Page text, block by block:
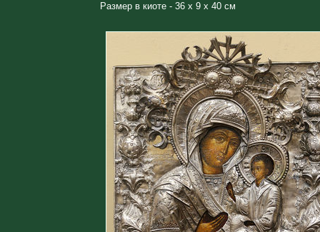
Размер в киоте - 36 х 9 х 40 см